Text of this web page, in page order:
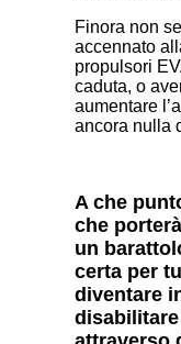
Finora non
accennato
propulsori
caduta, o
aumentare
ancora nulla
A che
che
un
certa per
diventare